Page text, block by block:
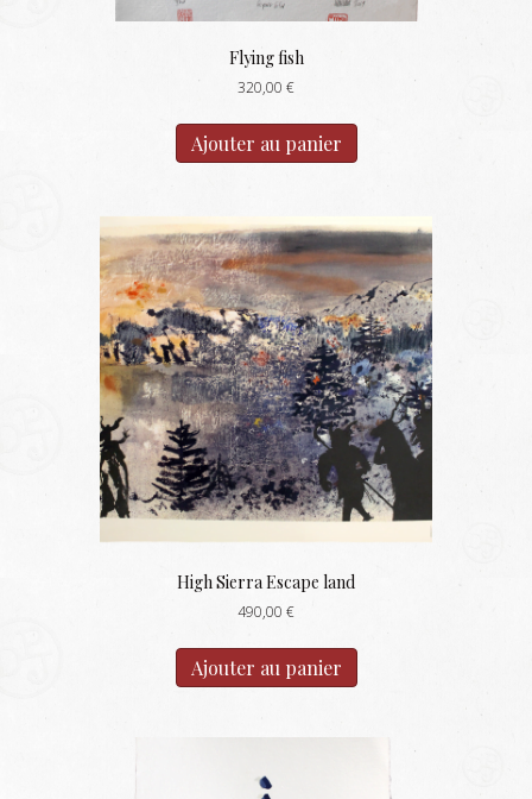
Flying fish
320,00 €
Ajouter au panier
High Sierra Escape land
490,00 €
Ajouter au panier